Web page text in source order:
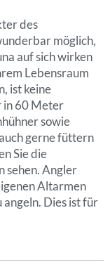
des
möglich,
auf sich wirken
Lebensraum
ist keine
in 60 Meter
sowie
gerne füttern
Sie die
sehen. Angler
Altarmen
Dies ist für